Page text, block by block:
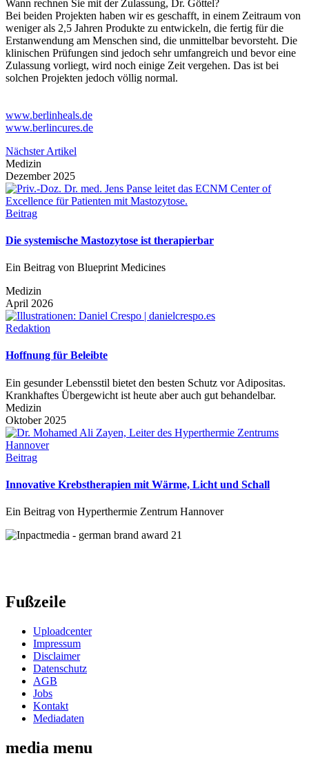
Wann rechnen Sie mit der Zulassung, Dr. Göttel?
Bei beiden Projekten haben wir es geschafft, in einem Zeitraum von
weniger als 2,5 Jahren Produkte zu entwickeln, die fertig für die
Erstanwendung am Menschen sind, die unmittelbar bevorsteht. Die
klinischen Prüfungen sind jedoch sehr umfangreich und bevor eine
Zulassung vorliegt, wird noch einige Zeit vergehen. Das ist bei
solchen Projekten jedoch völlig normal.
www.berlinheals.de
www.berlincures.de
Nächster Artikel
Medizin
Dezember 2025
Beitrag
Die systemische Mastozytose ist therapierbar
Ein Beitrag von Blueprint Medicines
Medizin
April 2026
Redaktion
Hoffnung für Beleibte
Ein gesunder Lebensstil bietet den besten Schutz vor Adipositas.
Krankhaftes Übergewicht ist heute aber auch gut behandelbar.
Medizin
Oktober 2025
Beitrag
Innovative Krebstherapien mit Wärme, Licht und Schall
Ein Beitrag von Hyperthermie Zentrum Hannover
Fußzeile
Uploadcenter
Impressum
Disclaimer
Datenschutz
AGB
Jobs
Kontakt
Mediadaten
media menu